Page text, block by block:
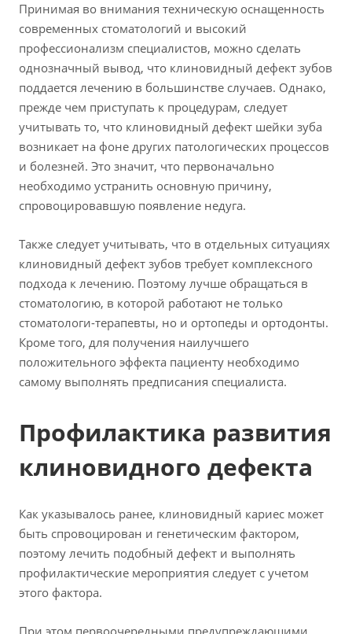
Принимая во внимания техническую оснащенность
современных стоматологий и высокий
профессионализм специалистов, можно сделать
однозначный вывод, что клиновидный дефект зубов
поддается лечению в большинстве случаев. Однако,
прежде чем приступать к процедурам, следует
учитывать то, что клиновидный дефект шейки зуба
возникает на фоне других патологических процессов
и болезней. Это значит, что первоначально
необходимо устранить основную причину,
спровоцировавшую появление недуга.
Также следует учитывать, что в отдельных ситуациях
клиновидный дефект зубов требует комплексного
подхода к лечению. Поэтому лучше обращаться в
стоматологию, в которой работают не только
стоматологи-терапевты, но и ортопеды и ортодонты.
Кроме того, для получения наилучшего
положительного эффекта пациенту необходимо
самому выполнять предписания специалиста.
Профилактика развития
клиновидного дефекта
Как указывалось ранее, клиновидный кариес может
быть спровоцирован и генетическим фактором,
поэтому лечить подобный дефект и выполнять
профилактические мероприятия следует с учетом
этого фактора.